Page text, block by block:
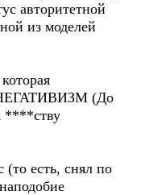
авторитетной
из моделей
НЕГАТИВИЗМ (До
****ству
есть, снял по